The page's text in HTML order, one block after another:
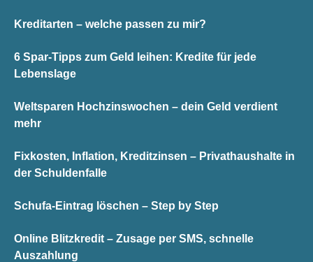
Kreditarten – welche passen zu mir?
6 Spar-Tipps zum Geld leihen: Kredite für jede
Lebenslage
Weltsparen Hochzinswochen – dein Geld verdient
mehr
Fixkosten, Inflation, Kreditzinsen – Privathaushalte in
der Schuldenfalle
Schufa-Eintrag löschen – Step by Step
Online Blitzkredit – Zusage per SMS, schnelle
Auszahlung